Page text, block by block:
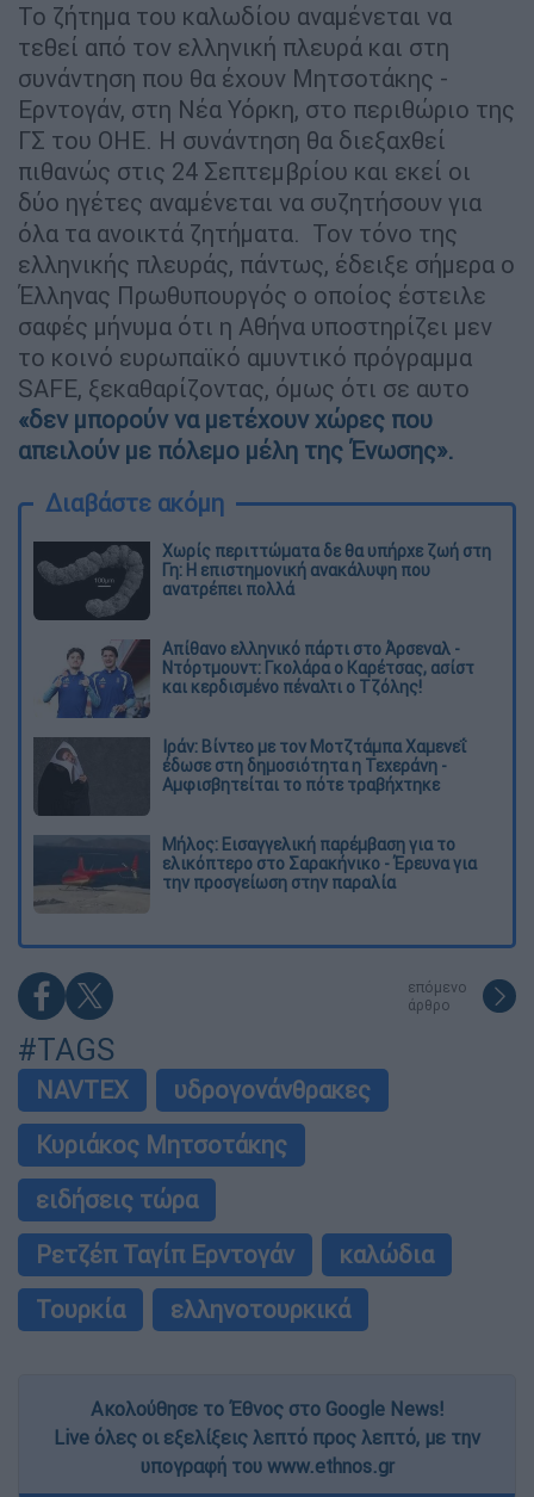
Το ζήτημα του καλωδίου αναμένεται να
τεθεί από τον ελληνική πλευρά και στη
συνάντηση που θα έχουν Μητσοτάκης -
Ερντογάν, στη Νέα Υόρκη, στο περιθώριο της
ΓΣ του ΟΗΕ. Η συνάντηση θα διεξαχθεί
πιθανώς στις 24 Σεπτεμβρίου και εκεί οι
δύο ηγέτες αναμένεται να συζητήσουν για
όλα τα ανοικτά ζητήματα. Τον τόνο της
ελληνικής πλευράς, πάντως, έδειξε σήμερα ο
Έλληνας Πρωθυπουργός ο οποίος έστειλε
σαφές μήνυμα ότι η Αθήνα υποστηρίζει μεν
το κοινό ευρωπαϊκό αμυντικό πρόγραμμα
SAFE, ξεκαθαρίζοντας, όμως ότι σε αυτο
«δεν μπορούν να μετέχουν χώρες που
απειλούν με πόλεμο μέλη της Ένωσης».
Διαβάστε ακόμη
Χωρίς περιττώματα δε θα υπήρχε ζωή στη
Γη: Η επιστημονική ανακάλυψη που
ανατρέπει πολλά
Απίθανο ελληνικό πάρτι στο Άρσεναλ -
Ντόρτμουντ: Γκολάρα ο Καρέτσας, ασίστ
και κερδισμένο πέναλτι ο Τζόλης!
Ιράν: Βίντεο με τον Μοτζτάμπα Χαμενεΐ
έδωσε στη δημοσιότητα η Τεχεράνη -
Αμφισβητείται το πότε τραβήχτηκε
Μήλος: Εισαγγελική παρέμβαση για το
ελικόπτερο στο Σαρακήνικο - Έρευνα για
την προσγείωση στην παραλία
επόμενο
άρθρο
#TAGS
NAVTEX
υδρογονάνθρακες
Κυριάκος Μητσοτάκης
ειδήσεις τώρα
Ρετζέπ Ταγίπ Ερντογάν
καλώδια
Τουρκία
ελληνοτουρκικά
Ακολούθησε το Έθνος στο Google News!
Live όλες οι εξελίξεις λεπτό προς λεπτό, με την
υπογραφή του www.ethnos.gr